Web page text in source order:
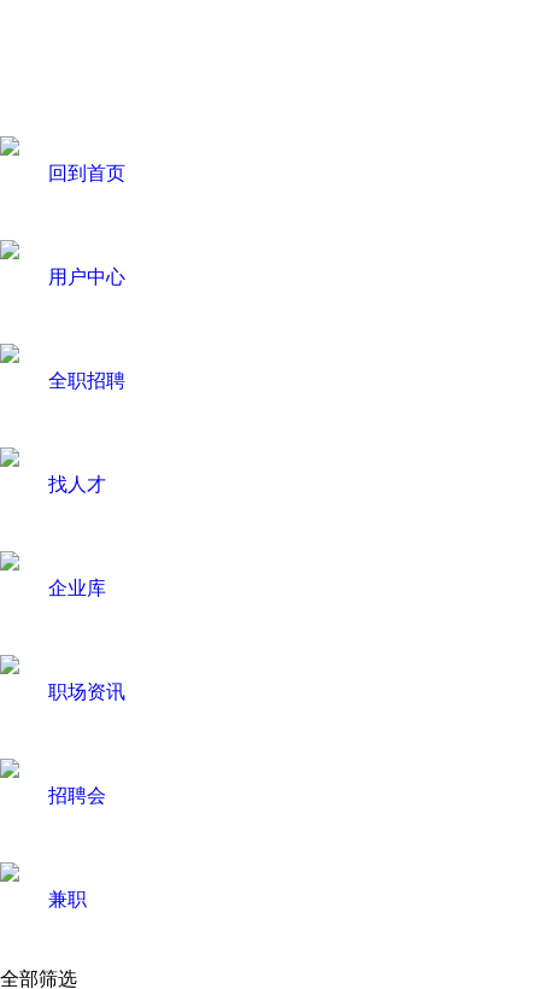
回到首页
用户中心
全职招聘
找人才
企业库
职场资讯
招聘会
兼职
全部筛选